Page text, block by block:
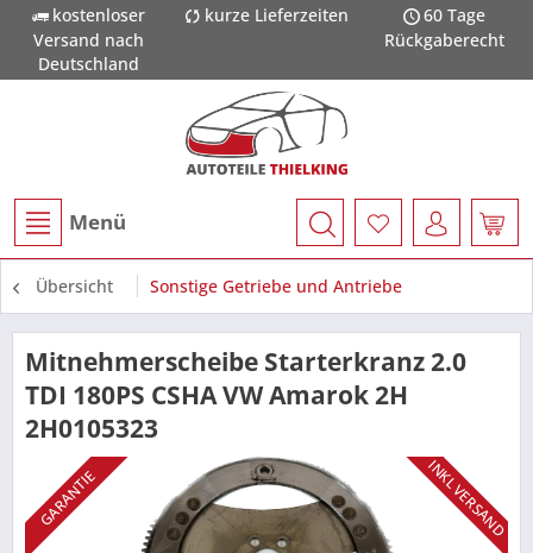
kostenloser
Versand nach
Deutschland
kurze Lieferzeiten
60 Tage
Rückgaberecht
Menü
Übersicht Sonstige Getriebe und Antriebe
Mitnehmerscheibe Starterkranz 2.0
TDI 180PS CSHA VW Amarok 2H
2H0105323
GARANTIE INKL VERSAND